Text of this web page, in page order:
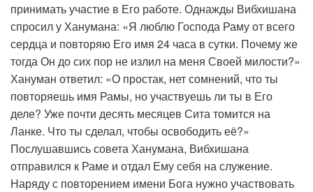
принимать участие в Его работе. Однажды Вибхишана
спросил у Ханумана: «Я люблю Господа Раму от всего
сердца и повторяю Его имя 24 часа в сутки. Почему же
тогда Он до сих пор не излил на меня Своей милости?»
Хануман ответил: «О простак, нет сомнений, что ты
повторяешь имя Рамы, но участвуешь ли ты в Его
деле? Уже почти десять месяцев Сита томится на
Ланке. Что ты сделал, чтобы освободить её?»
Послушавшись совета Ханумана, Вибхишана
отправился к Раме и отдал Ему себя на служение.
Наряду с повторением имени Бога нужно участвовать